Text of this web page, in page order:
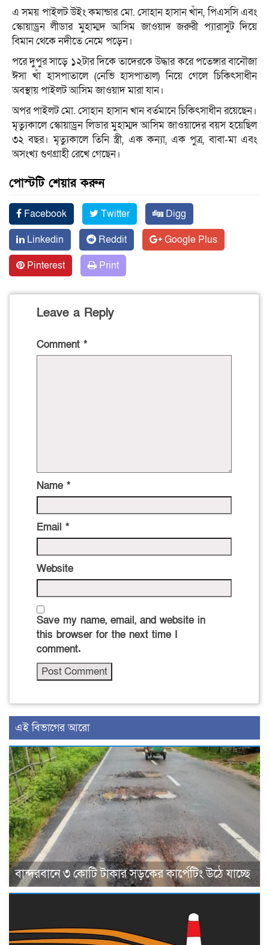
এ সময় পাইলট উইং কমান্ডার মো. সোহান হাসান খাঁন, পিএসসি এবং
স্কোয়াড্রন লীডার মুহাম্মদ আসিম জাওয়াদ জরুরী প্যারাসুট দিয়ে
বিমান থেকে নদীতে নেমে পড়েন।
পরে দুপুর সাড়ে ১২টার দিকে তাদেরকে উদ্ধার করে পতেঙ্গার বানৌজা
ঈসা খাঁ হাসপাতালে (নেভি হাসপাতাল) নিয়ে গেলে চিকিৎসাধীন
অবস্থায় পাইলট আসিম জাওয়াদ মারা যান।
অপর পাইলট মো. সোহান হাসান খান বর্তমানে চিকিৎসাধীন রয়েছেন।
মৃত্যুকালে স্কোয়াড্রন লিডার মুহাম্মদ আসিম জাওয়াদের বয়স হয়েছিল
৩২ বছর। মৃত্যুকালে তিনি স্ত্রী, এক কন্যা, এক পুত্র, বাবা-মা এবং
অসংখ্য গুণগ্রাহী রেখে গেছেন।
পোস্টটি শেয়ার করুন
Facebook Twitter
Digg
Linkedin
Reddit
Google Plus
Pinterest
Print
Leave a Reply
Comment *
Name *
Email *
Website
Save my name, email, and website in
this browser for the next time I
comment.
এই বিভাগের আরো
বান্দরবানে ৩ কোটি টাকার সড়কের কার্পেটিং উঠে যাচ্ছে